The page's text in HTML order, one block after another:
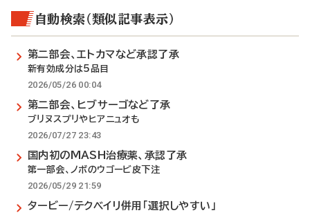
自動検索（類似記事表示）
第二部会、エトカマなど承認了承
新有効成分は5品目
2026/05/26 00:04
第二部会、ヒブサーゴなど了承
ブリヌスプリやヒアニュオも
2026/07/27 23:43
国内初のMASH治療薬、承認了承
第一部会、ノボのウゴービ皮下注
2026/05/29 21:59
タービー/テクベイリ併用「選択しやすい」